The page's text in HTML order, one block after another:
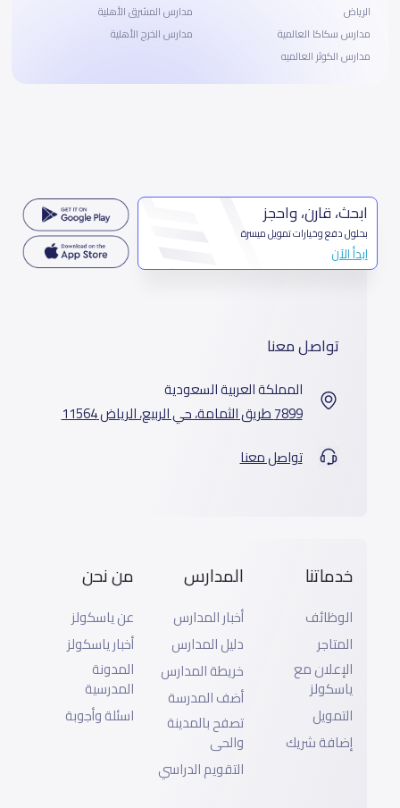
الرياض
مدارس سكاكا العالمية
مدارس الكوثر العالميه
مدارس المشرق الأهلية
مدارس الخرج الأهلية
ابحث، قارن، واحجز
بحلول دفع وخيارات تمويل ميسرة
ابدأ الآن
تواصل معنا
المملكة العربية السعودية
7899 طريق الثمامة، حي الربيع، الرياض 11564
تواصل معنا
خدماتنا
الوظائف
المتاجر
الإعلان مع
ياسكولز
التمويل
إضافة شريك
المدارس
أخبار المدارس
دليل المدارس
خريطة المدارس
أضف المدرسة
تصفح بالمدينة
والحى
التقويم الدراسي
من نحن
عن ياسكولز
أخبار ياسكولز
المدونة
المدرسية
اسئلة وأجوبة